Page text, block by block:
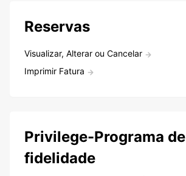
Reservas
Visualizar, Alterar ou Cancelar
Imprimir Fatura
Privilege-Programa de
fidelidade